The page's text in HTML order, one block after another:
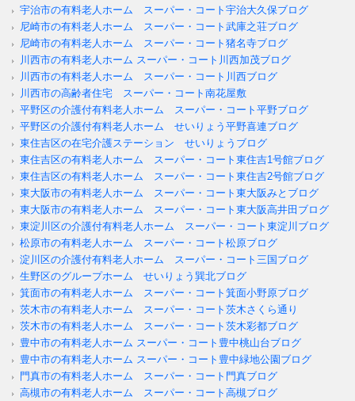
宇治市の有料老人ホーム スーパー・コート宇治大久保ブログ
尼崎市の有料老人ホーム スーパー・コート武庫之荘ブログ
尼崎市の有料老人ホーム スーパー・コート猪名寺ブログ
川西市の有料老人ホーム スーパー・コート川西加茂ブログ
川西市の有料老人ホーム スーパー・コート川西ブログ
川西市の高齢者住宅 スーパー・コート南花屋敷
平野区の介護付有料老人ホーム スーパー・コート平野ブログ
平野区の介護付有料老人ホーム せいりょう平野喜連ブログ
東住吉区の在宅介護ステーション せいりょうブログ
東住吉区の有料老人ホーム スーパー・コート東住吉1号館ブログ
東住吉区の有料老人ホーム スーパー・コート東住吉2号館ブログ
東大阪市の有料老人ホーム スーパー・コート東大阪みとブログ
東大阪市の有料老人ホーム スーパー・コート東大阪高井田ブログ
東淀川区の介護付有料老人ホーム スーパー・コート東淀川ブログ
松原市の有料老人ホーム スーパー・コート松原ブログ
淀川区の介護付有料老人ホーム スーパー・コート三国ブログ
生野区のグループホーム せいりょう巽北ブログ
箕面市の有料老人ホーム スーパー・コート箕面小野原ブログ
茨木市の有料老人ホーム スーパー・コート茨木さくら通り
茨木市の有料老人ホーム スーパー・コート茨木彩都ブログ
豊中市の有料老人ホーム スーパー・コート豊中桃山台ブログ
豊中市の有料老人ホーム スーパー・コート豊中緑地公園ブログ
門真市の有料老人ホーム スーパー・コート門真ブログ
高槻市の有料老人ホーム スーパー・コート高槻ブログ